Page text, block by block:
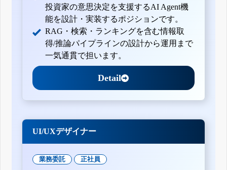
投資家の意思決定を支援するAI Agent機
能を設計・実装するポジションです。
RAG・検索・ランキングを含む情報取
得/推論パイプラインの設計から運用まで
一気通貫で担います。
Detail
UI/UXデザイナー
業務委託 正社員